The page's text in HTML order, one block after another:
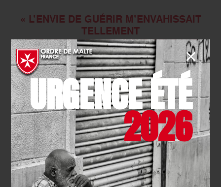
« L’ENVIE DE GUÉRIR M’ENVAHISSAIT
TELLEMENT
QUE JE N’AI PAS EU PEUR PENDANT
L’OPÉRATION.
JE SUIS RAVIE DE M’ÊTRE
DÉBARRASSÉE
DE CETTE MALADIE HONTEUSE ! »
Marthe Razanadrasoa, 45 ans, atteinte de fistule
obstétricale depuis ses 23 ans
Comme 70 femmes déjà opérées dans le cadre de ce
projet, Marthe a bénéficié d’un hébergement et de
repas pris en charge par le FNUAP.
Alors qu’approche la quatrième des six campagnes
URGENCE ÉTÉ
2026